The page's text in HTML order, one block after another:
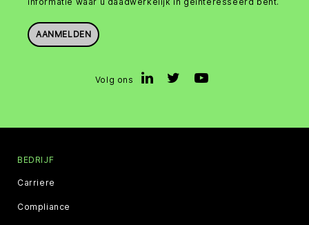
AANMELDEN
Volg ons
BEDRIJF
Carriere
Compliance